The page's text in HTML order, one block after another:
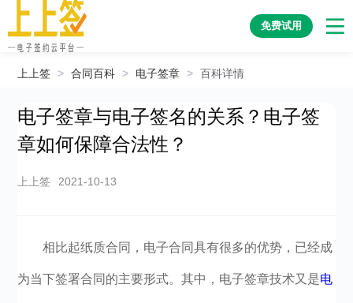
免费试用
上上签 > 合同百科 > 电子签章 > 百科详情
电子签章与电子签名的关系？电子签
章如何保障合法性？
上上签 2021-10-13
相比起纸质合同，电子合同具有很多的优势，已经成
为当下签署合同的主要形式。其中，电子签章技术又是电